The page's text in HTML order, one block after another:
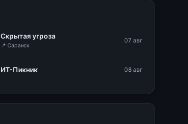
Скрытая угроза
📍 Саранск
07 авг
ИТ-Пикник 08 авг